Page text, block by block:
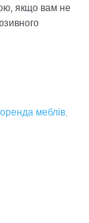
якщо вам не
оренда меблів,